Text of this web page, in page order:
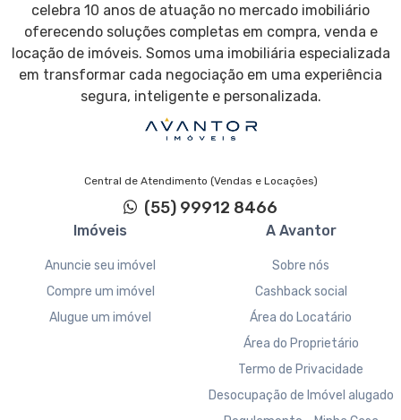
celebra 10 anos de atuação no mercado imobiliário
oferecendo soluções completas em compra, venda e
locação de imóveis. Somos uma imobiliária especializada
em transformar cada negociação em uma experiência
segura, inteligente e personalizada.
Central de Atendimento (Vendas e Locações)
(55) 99912 8466
Imóveis
Anuncie seu imóvel
Compre um imóvel
Alugue um imóvel
A Avantor
Sobre nós
Cashback social
Área do Locatário
Área do Proprietário
Termo de Privacidade
Desocupação de Imóvel alugado